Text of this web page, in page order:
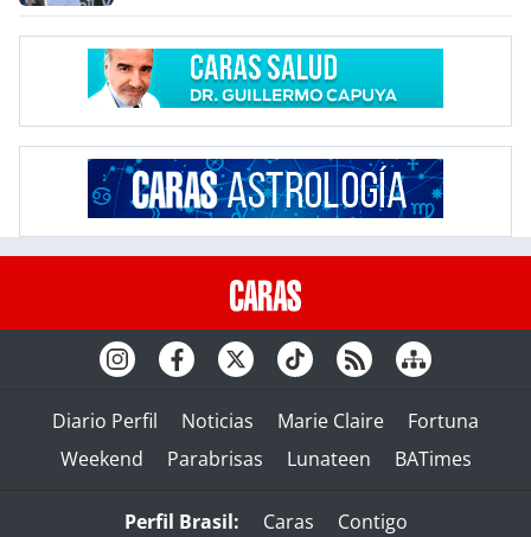
Diario Perfil Noticias Marie Claire
Fortuna
Weekend
Parabrisas Lunateen BATimes
Perfil Brasil: Caras
Contigo